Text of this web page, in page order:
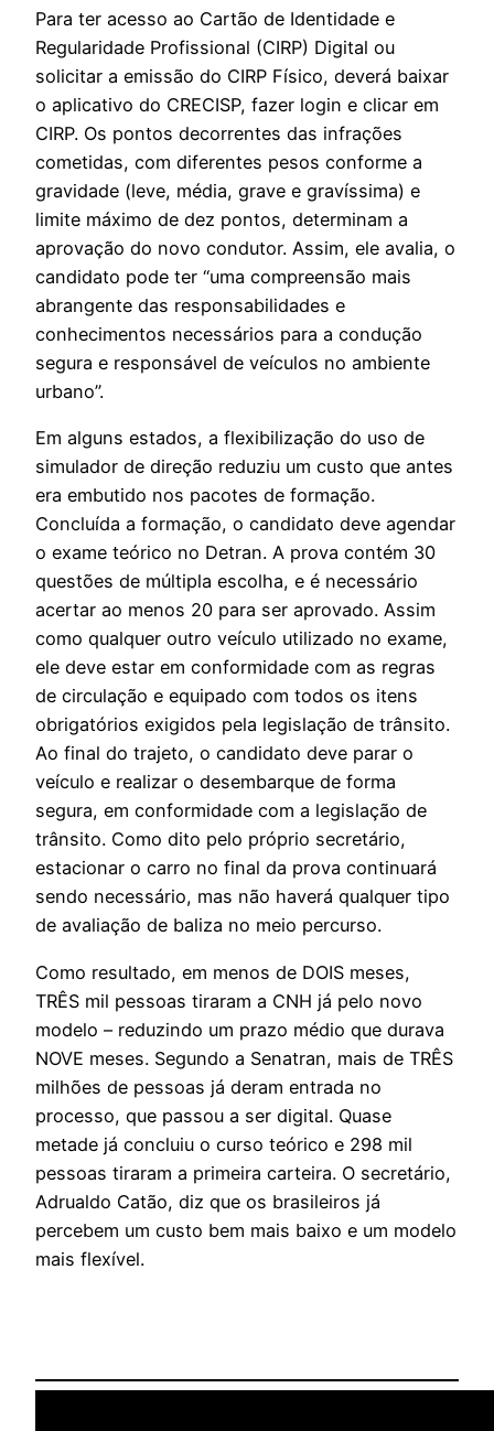
Para ter acesso ao Cartão de Identidade e
Regularidade Profissional (CIRP) Digital ou
solicitar a emissão do CIRP Físico, deverá baixar
o aplicativo do CRECISP, fazer login e clicar em
CIRP. Os pontos decorrentes das infrações
cometidas, com diferentes pesos conforme a
gravidade (leve, média, grave e gravíssima) e
limite máximo de dez pontos, determinam a
aprovação do novo condutor. Assim, ele avalia, o
candidato pode ter “uma compreensão mais
abrangente das responsabilidades e
conhecimentos necessários para a condução
segura e responsável de veículos no ambiente
urbano”.
Em alguns estados, a flexibilização do uso de
simulador de direção reduziu um custo que antes
era embutido nos pacotes de formação.
Concluída a formação, o candidato deve agendar
o exame teórico no Detran. A prova contém 30
questões de múltipla escolha, e é necessário
acertar ao menos 20 para ser aprovado. Assim
como qualquer outro veículo utilizado no exame,
ele deve estar em conformidade com as regras
de circulação e equipado com todos os itens
obrigatórios exigidos pela legislação de trânsito.
Ao final do trajeto, o candidato deve parar o
veículo e realizar o desembarque de forma
segura, em conformidade com a legislação de
trânsito. Como dito pelo próprio secretário,
estacionar o carro no final da prova continuará
sendo necessário, mas não haverá qualquer tipo
de avaliação de baliza no meio percurso.
Como resultado, em menos de DOIS meses,
TRÊS mil pessoas tiraram a CNH já pelo novo
modelo – reduzindo um prazo médio que durava
NOVE meses. Segundo a Senatran, mais de TRÊS
milhões de pessoas já deram entrada no
processo, que passou a ser digital. Quase
metade já concluiu o curso teórico e 298 mil
pessoas tiraram a primeira carteira. O secretário,
Adrualdo Catão, diz que os brasileiros já
percebem um custo bem mais baixo e um modelo
mais flexível.